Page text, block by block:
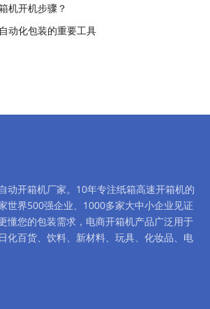
机开机步骤？
动化包装的重要工具
动开箱机厂家。10年专注纸箱高速开箱机的
世界500强企业、1000多家大中小企业见证
懂您的包装需求， 电商开箱机产品广泛用于
化百货、饮料、新材料、玩具、化妆品、电